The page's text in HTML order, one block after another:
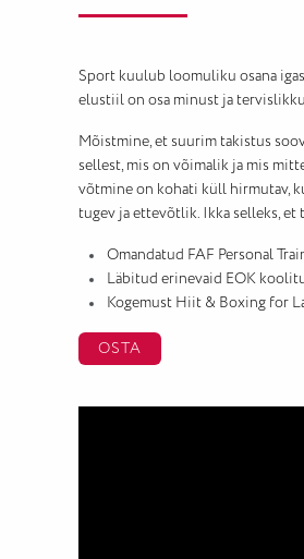
Sport kuulub loomuliku osana
elustiil on osa minust ja
Mõistmine, et suurim takistus
sellest, mis on võimalik ja mis
võtmine on kohati küll hirmutav,
tugev ja ettevõtlik. Ikka selleks, et
Omandatud FAF Personal
Läbitud erinevaid EOK
Kogemust Hiit & Boxing for
OSTA